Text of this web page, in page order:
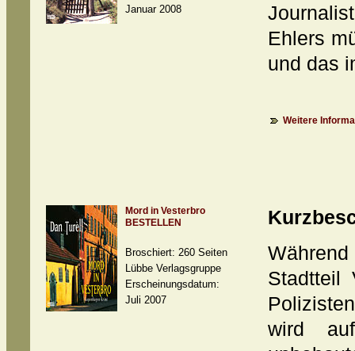
Januar 2008
Ehlers
und das
Weitere
Mord in Vesterbro
BESTELLEN
Broschiert: 260 Seiten
Lübbe Verlagsgruppe
Erscheinungsdatum:
Juli 2007
Stadtteil
wird